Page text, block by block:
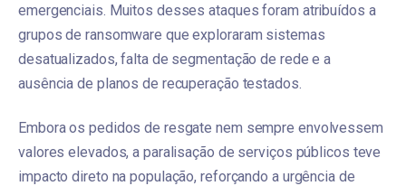
emergenciais. Muitos desses ataques foram atribuídos a
grupos de ransomware que exploraram sistemas
desatualizados, falta de segmentação de rede e a
ausência de planos de recuperação testados.
Embora os pedidos de resgate nem sempre envolvessem
valores elevados, a paralisação de serviços públicos teve
impacto direto na população, reforçando a urgência de